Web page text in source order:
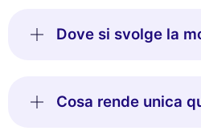
Dove si svolge la
Cosa rende unica